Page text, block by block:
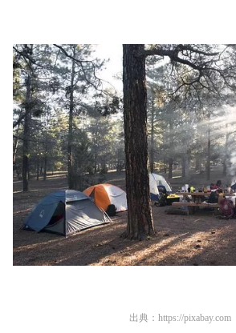
出典： https://pixabay.com